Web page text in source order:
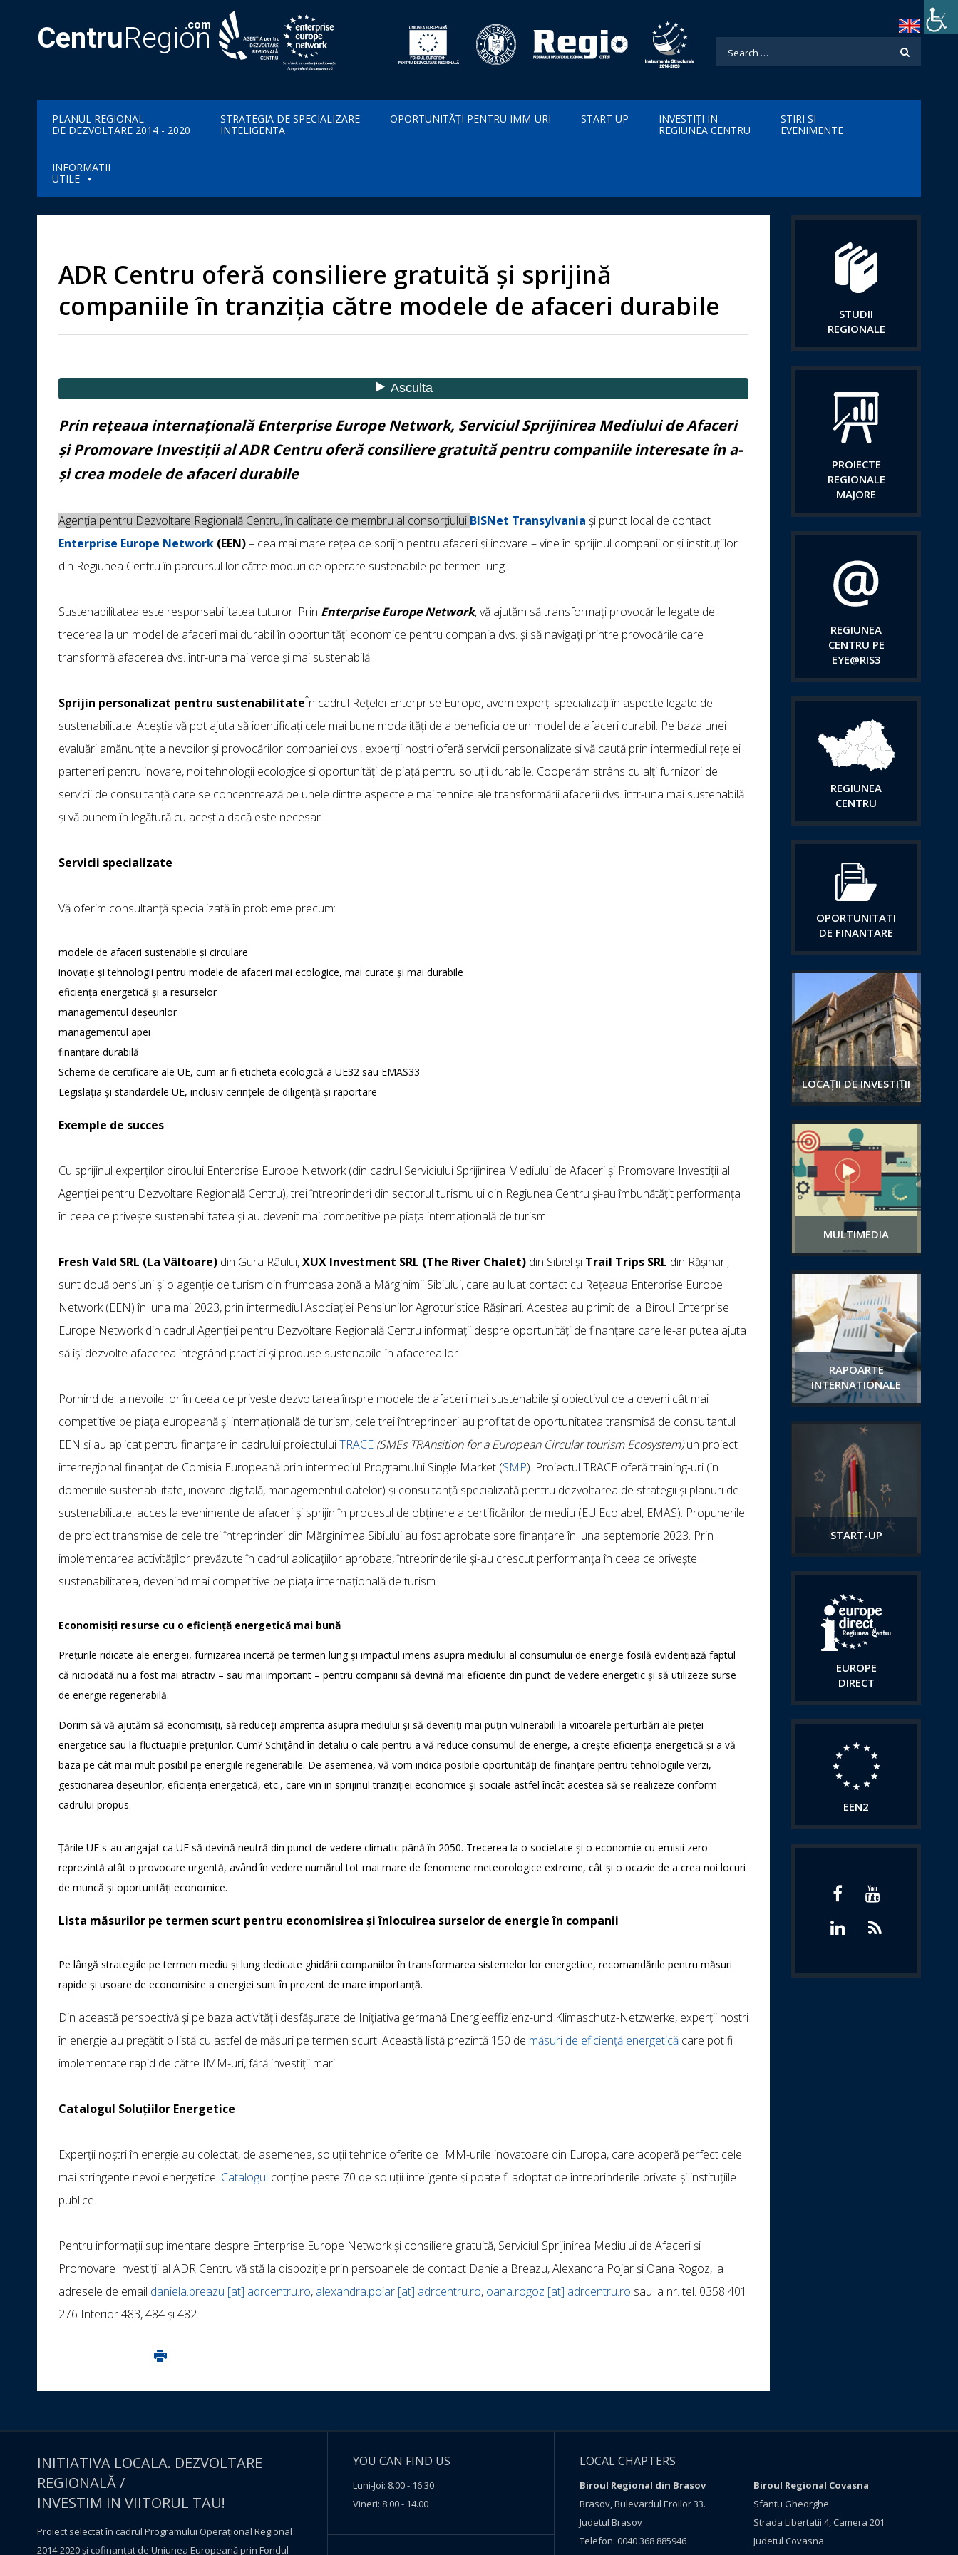
CentruRegion
.com
PLANUL REGIONAL
DE DEZVOLTARE 2014 - 2020
STRATEGIA DE SPECIALIZARE
INTELIGENTA
OPORTUNITĂȚI PENTRU IMM-URI START UP
INVESTIȚI IN
REGIUNEA CENTRU
STIRI SI
EVENIMENTE
INFORMATII
UTILE
ADR Centru oferă consiliere gratuită și sprijină
companiile în tranziția către modele de afaceri durabile
Prin rețeaua internațională Enterprise Europe Network, Serviciul Sprijinirea Mediului de Afaceri
și Promovare Investiții al ADR Centru oferă consiliere gratuită pentru companiile interesate în a-
și crea modele de afaceri durabile
Agenția pentru Dezvoltare Regională Centru, în calitate de membru al consorțiului BISNet Transylvania și punct local de contact
Enterprise Europe Network (EEN)– cea mai mare rețea de sprijin pentru afaceri și inovare – vine în sprijinul companiilor și instituțiilor
din Regiunea Centru în parcursul lor către moduri de operare sustenabile pe termen lung.
Sustenabilitatea este responsabilitatea tuturor. Prin Enterprise Europe Network, vă ajutăm să transformați provocările legate de
trecerea la un model de afaceri mai durabil în oportunități economice pentru compania dvs. și să navigați printre provocările care
transformă afacerea dvs. într-una mai verde și mai sustenabilă.
Sprijin personalizat pentru sustenabilitateÎn cadrul Rețelei Enterprise Europe, avem experți specializați în aspecte legate de
sustenabilitate. Aceștia vă pot ajuta să identificați cele mai bune modalități de a beneficia de un model de afaceri durabil. Pe baza unei
evaluări amănunțite a nevoilor și provocărilor companiei dvs., experții noștri oferă servicii personalizate și vă caută prin intermediul rețelei
parteneri pentru inovare, noi tehnologii ecologice și oportunități de piață pentru soluții durabile. Cooperăm strâns cu alți furnizori de
servicii de consultanță care se concentrează pe unele dintre aspectele mai tehnice ale transformării afacerii dvs. într-una mai sustenabilă
și vă punem în legătură cu aceștia dacă este necesar.
Servicii specializate
Vă oferim consultanță specializată în probleme precum:
modele de afaceri sustenabile și circulare
inovație și tehnologii pentru modele de afaceri mai ecologice, mai curate și mai durabile
eficiența energetică și a resurselor
managementul deșeurilor
managementul apei
finanțare durabilă
Scheme de certificare ale UE, cum ar fi eticheta ecologică a UE32 sau EMAS33
Legislația și standardele UE, inclusiv cerințele de diligență și raportare
Exemple de succes
Cu sprijinul experților biroului Enterprise Europe Network (din cadrul Serviciului Sprijinirea Mediului de Afaceri și Promovare Investiții al
Agenției pentru Dezvoltare Regională Centru), trei întreprinderi din sectorul turismului din Regiunea Centru și-au îmbunătățit performanța
în ceea ce privește sustenabilitatea și au devenit mai competitive pe piața internațională de turism.
Fresh Vald SRL (La Vâltoare) din Gura Râului,XUX Investment SRL (The River Chalet) din Sibiel și Trail Trips SRL din Rășinari,
sunt două pensiuni și o agenție de turism din frumoasa zonă a Mărginimii Sibiului, care au luat contact cu Rețeaua Enterprise Europe
Network (EEN) în luna mai 2023, prin intermediul Asociației Pensiunilor Agroturistice Rășinari. Acestea au primit de la Biroul Enterprise
Europe Network din cadrul Agenției pentru Dezvoltare Regională Centru informații despre oportunități de finanțare care le-ar putea ajuta
să își dezvolte afacerea integrând practici și produse sustenabile în afacerea lor.
Pornind de la nevoile lor în ceea ce privește dezvoltarea înspre modele de afaceri mai sustenabile și obiectivul de a deveni cât mai
competitive pe piața europeană și internațională de turism, cele trei întreprinderi au profitat de oportunitatea transmisă de consultantul
EEN și au aplicat pentru finanțare în cadrului proiectuluiTRACE (SMEs TRAnsition for a European Circular tourism Ecosystem)un proiect
interregional finanțat de Comisia Europeană prin intermediul Programului Single Market (SMP). Proiectul TRACE oferă training-uri (în
domeniile sustenabilitate, inovare digitală, managementul datelor) și consultanță specializată pentru dezvoltarea de strategii și planuri de
sustenabilitate, acces la evenimente de afaceri și sprijin în procesul de obținere a certificărilor de mediu (EU Ecolabel, EMAS). Propunerile
de proiect transmise de cele trei întreprinderi din Mărginimea Sibiului au fost aprobate spre finanțare în luna septembrie 2023. Prin
implementarea activităților prevăzute în cadrul aplicațiilor aprobate, întreprinderile și-au crescut performanța în ceea ce privește
sustenabilitatea, devenind mai competitive pe piața internațională de turism.
Economisiți resurse cu o eficiență energetică mai bună
Prețurile ridicate ale energiei, furnizarea incertă pe termen lung și impactul imens asupra mediului al consumului de energie fosilă evidențiază faptul
că niciodată nu a fost mai atractiv – sau mai important – pentru companii să devină mai eficiente din punct de vedere energetic și să utilizeze surse
de energie regenerabilă.
Dorim să vă ajutăm să economisiți, să reduceți amprenta asupra mediului și să deveniți mai puțin vulnerabili la viitoarele perturbări ale pieței
energetice sau la fluctuațiile prețurilor. Cum? Schițând în detaliu o cale pentru a vă reduce consumul de energie, a crește eficiența energetică și a vă
baza pe cât mai mult posibil pe energiile regenerabile. De asemenea, vă vom indica posibile oportunități de finanțare pentru tehnologiile verzi,
gestionarea deșeurilor, eficiența energetică, etc., care vin in sprijinul tranziției economice și sociale astfel încât acestea să se realizeze conform
cadrului propus.
Țările UE s-au angajat ca UE să devină neutră din punct de vedere climatic până în 2050. Trecerea la o societate și o economie cu emisii zero
reprezintă atât o provocare urgentă, având în vedere numărul tot mai mare de fenomene meteorologice extreme, cât și o ocazie de a crea noi locuri
de muncă și oportunități economice.
Lista măsurilor pe termen scurt pentru economisirea și înlocuirea surselor de energie în companii
Pe lângă strategiile pe termen mediu și lung dedicate ghidării companiilor în transformarea sistemelor lor energetice, recomandările pentru măsuri
rapide și ușoare de economisire a energiei sunt în prezent de mare importanță.
Din această perspectivă și pe baza activității desfășurate de Inițiativa germană Energieeffizienz-und Klimaschutz-Netzwerke, experții noștri
în energie au pregătit o listă cu astfel de măsuri pe termen scurt. Această listă prezintă 150 de măsuri de eficiență energetică care pot fi
implementate rapid de către IMM-uri, fără investiții mari.
Catalogul Soluțiilor Energetice
Experții noștri în energie au colectat, de asemenea, soluții tehnice oferite de IMM-urile inovatoare din Europa, care acoperă perfect cele
mai stringente nevoi energetice. Catalogul conține peste 70 de soluții inteligente și poate fi adoptat de întreprinderile private și instituțiile
publice.
Pentru informații suplimentare despre Enterprise Europe Network și consiliere gratuită, Serviciul Sprijinirea Mediului de Afaceri și
Promovare Investiții al ADR Centru vă stă la dispoziție prin persoanele de contact Daniela Breazu, Alexandra Pojar și Oana Rogoz, la
adresele de email daniela.breazu [at] adrcentru.ro, alexandra.pojar [at] adrcentru.ro, oana.rogoz [at] adrcentru.ro sau la nr. tel. 0358 401
276 Interior 483, 484 și 482.
Imprima aceasta pagina
STUDII
REGIONALE
PROIECTE
REGIONALE
MAJORE
REGIUNEA
CENTRU PE
EYE@RIS3
REGIUNEA
CENTRU
OPORTUNITATI
DE FINANTARE
LOCAȚII DE INVESTIȚII
MULTIMEDIA
RAPOARTE
INTERNATIONALE
START-UP
EUROPE
DIRECT
EEN2
INITIATIVA LOCALA. DEZVOLTARE
REGIONALĂ /
INVESTIM IN VIITORUL TAU!
Proiect selectat în cadrul Programului Operațional Regional
2014-2020 și cofinanțat de Uniunea Europeană prin Fondul
YOU CAN FIND US
Luni-Joi: 8.00 - 16.30
Vineri: 8.00 - 14.00
LOCAL CHAPTERS
Biroul Regional din Brasov
Brasov, Bulevardul Eroilor 33.
Judetul Brasov
Telefon: 0040 368 885946
Biroul Regional Covasna
Sfantu Gheorghe
Strada Libertatii 4, Camera 201
Judetul Covasna